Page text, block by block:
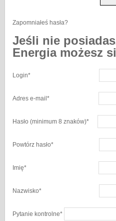
Zapomniałeś hasła?
Jeśli nie
Energia możesz
Login*
Adres e-mail *
Hasło (minimum 8 znaków)*
Powtórz hasło*
Imię*
Nazwisko*
Pytanie kontrolne*